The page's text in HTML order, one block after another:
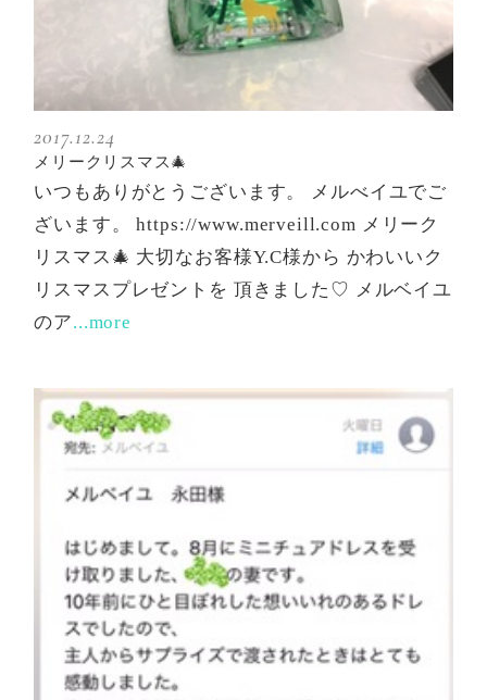
2017.12.24
メリークリスマス🎄
いつもありがとうございます。 メルべイユでご
ざいます。 https://www.merveill.com メリーク
リスマス🎄 大切なお客様Y.C様から かわいいク
リスマスプレゼントを 頂きました♡ メルベイユ
のア...more